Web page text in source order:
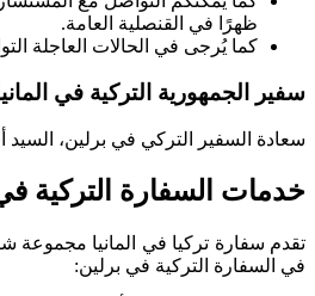
ظهرًا في القنصلية العامة.
كما يُرجى في الحالات العاجلة
سفير الجمهورية التركية في
سعادة السفير التركي في برلين، السيد
خدمات السفارة التركية في
تقدم سفارة تركيا في المانيا مجموعة
في السفارة التركية في برلين: